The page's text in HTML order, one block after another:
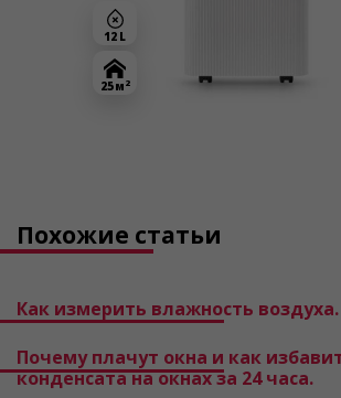
12 L
25 м 2
Похожие статьи
Как измерить влажность воздуха.
Почему плачут окна и как
конденсата на окнах за 24 часа.